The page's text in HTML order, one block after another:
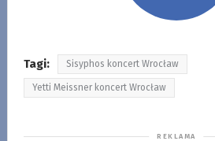
Tagi: Sisyphos koncert Wrocław
Yetti Meissner koncert Wrocław